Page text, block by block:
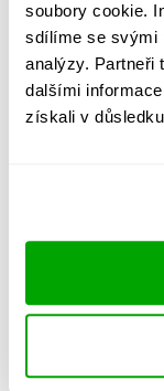
soubory cookie.
sdílíme se svými
analýzy. Partneři
dalšími
získali v
PSČ
Stát
doručování
první vydání
příští,